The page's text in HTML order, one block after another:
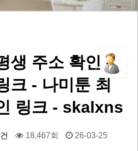
생 주소 확인 -
크 - 나미툰 최
링크 - skalxns
18,467회
26-03-25